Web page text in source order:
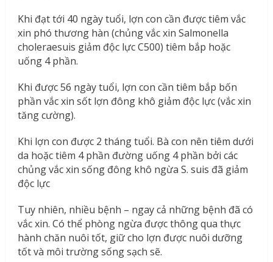
Khi đạt tới 40 ngày tuổi, lợn con cần được tiêm vắc
xin phó thương hàn (chủng vắc xin Salmonella
choleraesuis giảm độc lực C500) tiêm bắp hoặc
uống 4 phần.
Khi được 56 ngày tuổi, lợn con cần tiêm bắp bốn
phần vắc xin sốt lợn đông khô giảm độc lực (vắc xin
tăng cường).
Khi lợn con được 2 tháng tuổi. Bà con nên tiêm dưới
da hoặc tiêm 4 phần đường uống 4 phần bởi các
chủng vắc xin sống đông khô ngừa S. suis đã giảm
độc lực
Tuy nhiên, nhiều bệnh – ngay cả những bệnh đã có
vắc xin. Có thể phòng ngừa được thông qua thực
hành chăn nuôi tốt, giữ cho lợn được nuôi dưỡng
tốt và môi trường sống sạch sẽ.